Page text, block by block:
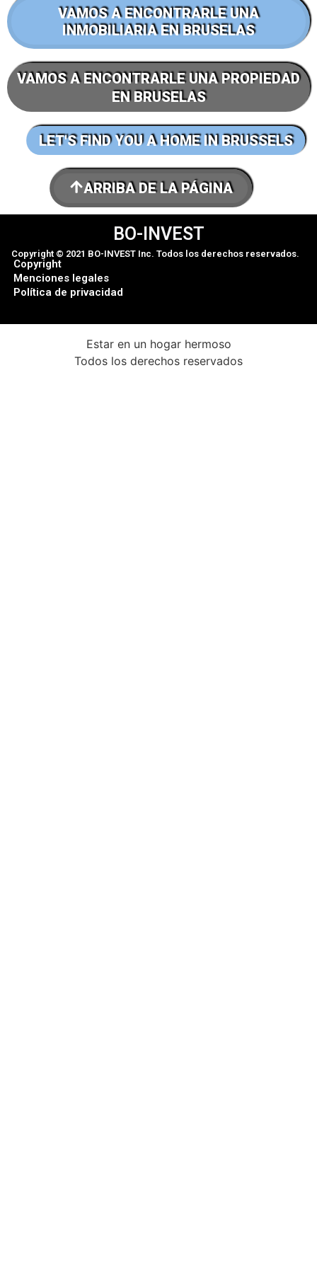
VAMOS A ENCONTRARLE UNA
INMOBILIARIA EN BRUSELAS
VAMOS A ENCONTRARLE UNA PROPIEDAD
EN BRUSELAS
LET'S FIND YOU A HOME IN BRUSSELS
ARRIBA DE LA PÁGINA
BO-INVEST
Copyright © 2021 BO-INVEST Inc. Todos los derechos reservados.
Copyright
Menciones legales
Política de privacidad
Estar en un hogar hermoso
Todos los derechos reservados